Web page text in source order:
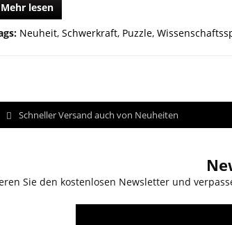
Mehr lesen
Neuheit, Schwerkraft, Puzzle,
Schneller Versand auch von Neuheiten
Sie den kostenlosen Newsletter und